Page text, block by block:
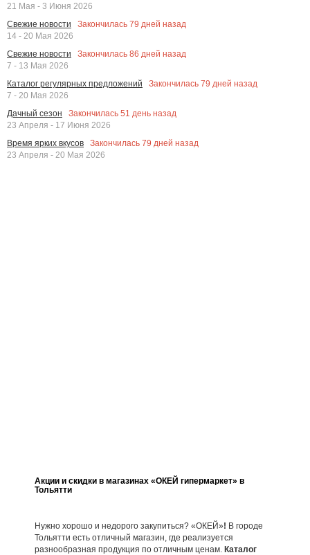
21 Мая - 3 Июня 2026
Свежие новости
Закончилась 79 дней назад
14 - 20 Мая 2026
Свежие новости
Закончилась 86 дней назад
7 - 13 Мая 2026
Каталог регулярных предложений
Закончилась 79 дней назад
7 - 20 Мая 2026
Дачный сезон
Закончилась 51 день назад
23 Апреля - 17 Июня 2026
Время ярких вкусов
Закончилась 79 дней назад
23 Апреля - 20 Мая 2026
Акции и скидки в магазинах «ОКЕЙ гипермаркет» в
Тольятти
Нужно хорошо и недорого закупиться? «ОКЕЙ»! В городе
Тольятти есть отличный магазин, где реализуется
разнообразная продукция по отличным ценам. Каталог